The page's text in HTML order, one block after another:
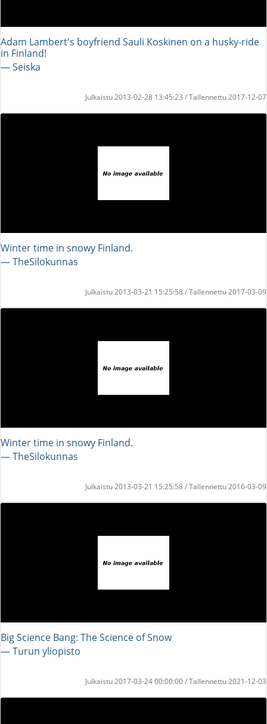
Adam Lambert's boyfriend Sauli Koskinen on a husky-ride
in Finland!
― Seiska
Julkaistu 2013-02-28 13:45:23 / Tallennettu 2017-12-07
Winter time in snowy Finland.
― TheSilokunnas
Julkaistu 2013-03-21 15:25:58 / Tallennettu 2017-03-09
Winter time in snowy Finland.
― TheSilokunnas
Julkaistu 2013-03-21 15:25:58 / Tallennettu 2016-03-09
Big Science Bang: The Science of Snow
― Turun yliopisto
Julkaistu 2017-03-24 00:00:00 / Tallennettu 2021-12-03